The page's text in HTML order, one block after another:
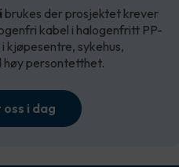
brukes der prosjektet krever
kabel i halogenfritt PP-
kjøpesentre, sykehus,
høy persontetthet.
i dag